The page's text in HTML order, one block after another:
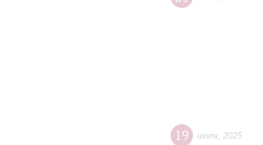
19 июля 2025